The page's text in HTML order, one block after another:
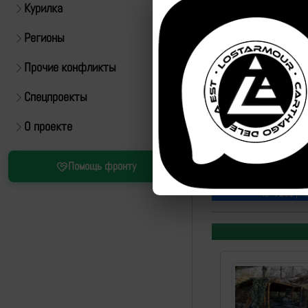
Курилка
Регионы
Прочие конфликты
Спецпроекты
О проекте
Помощь фронту
Источник:https://
Все удары:https://
ID:7253|